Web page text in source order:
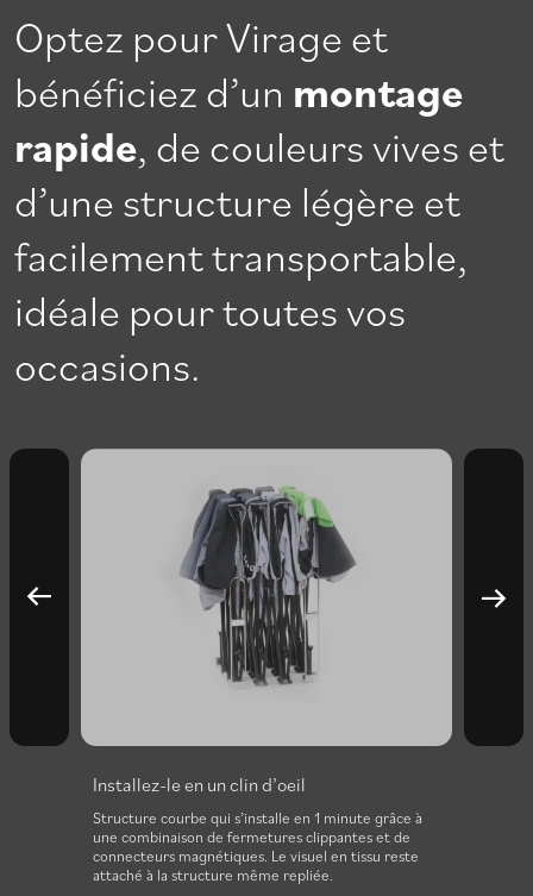
Optez pour Virage et
bénéficiez d’un montage
rapide, de couleurs vives et
d’une structure légère et
facilement transportable,
idéale pour toutes vos
occasions.
Installez-le en un clin d’oeil
Structure courbe qui s’installe en 1 minute grâce à
une combinaison de fermetures clippantes et de
connecteurs magnétiques. Le visuel en tissu reste
attaché à la structure même repliée.